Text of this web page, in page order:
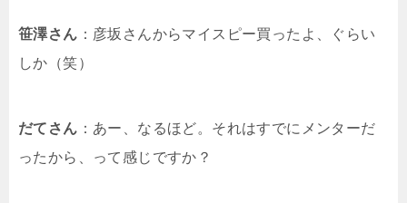
笹澤さん ：彦坂さんからマイスピー買ったよ、ぐらい
しか（笑）
だてさん ：あー、なるほど。それはすでにメンターだ
ったから、って感じですか？